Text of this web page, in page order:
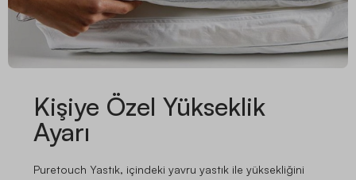
Kişiye Özel Yükseklik
Ayarı
Puretouch Yastık, içindeki yavru yastık ile yüksekliğini